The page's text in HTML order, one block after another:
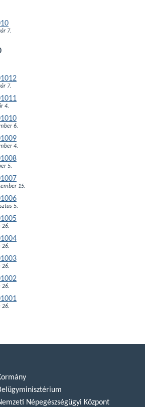
7.
7.
4.
6.
4.
5.
15.
5.
26.
26.
26.
26.
26.
Népegészségügyi Központ